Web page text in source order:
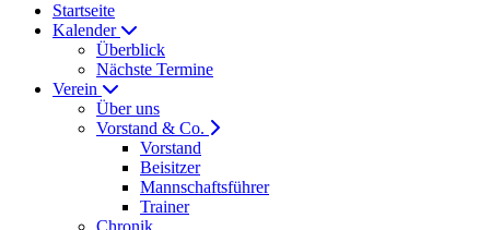
Startseite
Kalender
Überblick
Nächste Termine
Verein
Über uns
Vorstand & Co.
Vorstand
Beisitzer
Mannschaftsführer
Trainer
Chronik